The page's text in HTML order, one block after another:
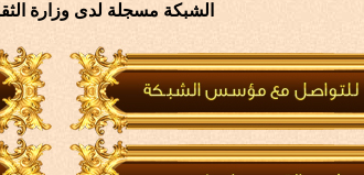
الشبكة مسجلة لدى وزارة